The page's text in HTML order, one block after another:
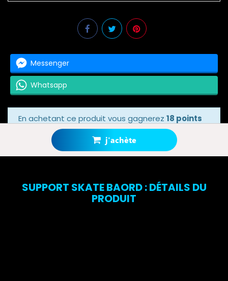
j'achète
Messenger
Whatsapp
En achetant ce produit vous gagnerez 18 points
grâce à notre programme de fidélité.
Votre panier totalisera18 points bonus
SUPPORT SKATE BAORD : DÉTAILS DU
PRODUIT